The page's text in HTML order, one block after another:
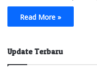
Read More »
Update Terbaru